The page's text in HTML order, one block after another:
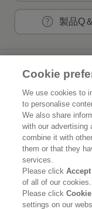
製品Q
Home
サステナビリテ
ブランド
Cookie
We use cookies to
to personalise
We also share
with our advertising
combine it with
them or that they
services.
Please click
of all of our cookies.
Please click
settings on our